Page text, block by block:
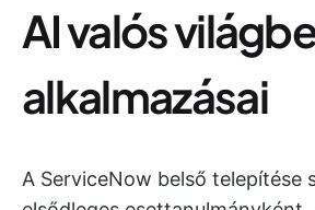
AI valós
alkalmazásai
A ServiceNow belső telepítése